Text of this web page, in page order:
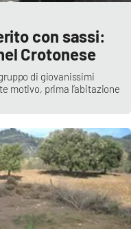
con sassi:
Crotonese
di giovanissimi
motivo, prima l’abitazione